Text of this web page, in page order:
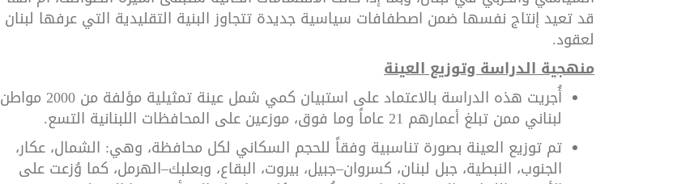
قد تعيد إنتاج نفسها ضمن اصطفافات سياسية جديدة تتجاوز البنية التقليدية التي عرفها لبنان
لعقود.
منهجية الدراسة وتوزيع العينة
أُجريت هذه الدراسة بالاعتماد على استبيان كمي شمل عينة تمثيلية مؤلفة من 2000 مواطن
لبناني ممن تبلغ أعمارهم 21 عاماً وما فوق، موزعين على المحافظات اللبنانية التسع
.
تم توزيع العينة بصورة تناسبية وفقاً للحجم السكاني لكل محافظة، وهي: الشمال، عكار،
الجنوب، النبطية، جبل لبنان، كسروان–جبيل، بيروت، البقاع، وبعلبك–الهرمل، كما وُزعت على